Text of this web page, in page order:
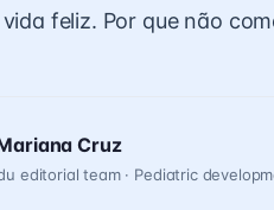
feliz. Por que não
Cruz
editorial team · Pediatric